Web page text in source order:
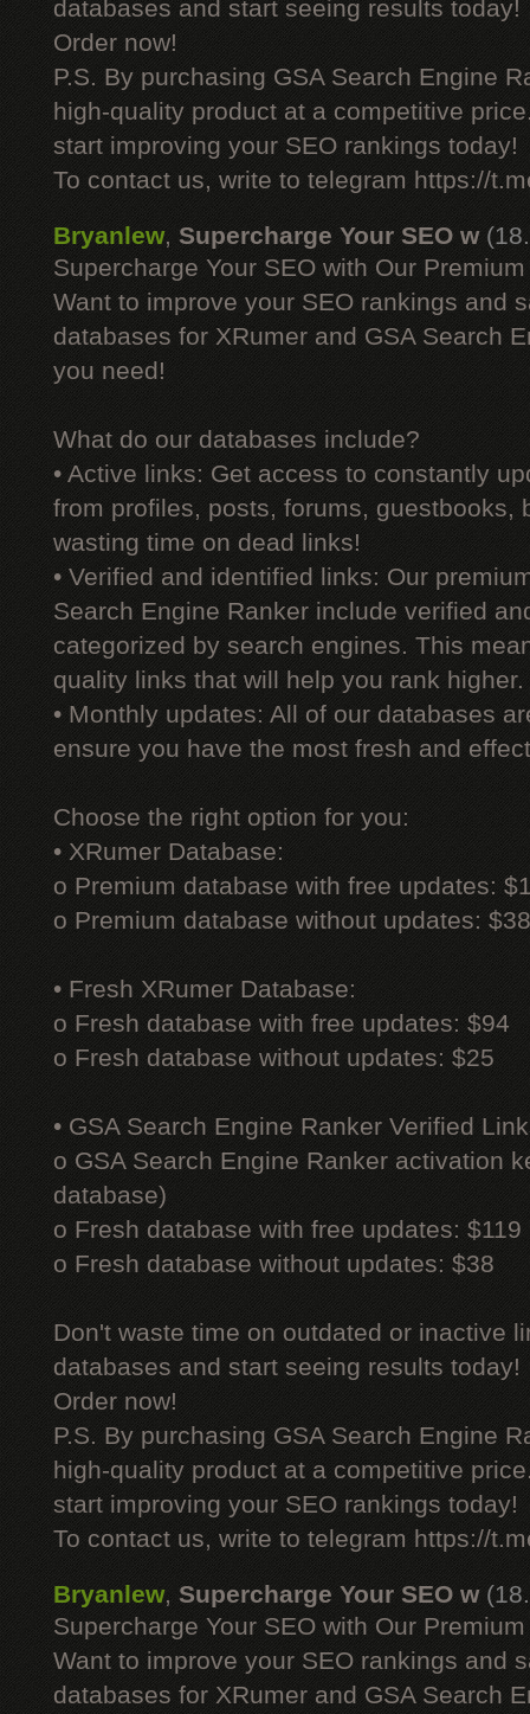
databases and start seeing results today!
Order now!
P.S. By purchasing GSA Search Engine
high-quality product at a competitive
start improving your SEO rankings today!
To contact us, write to telegram https://
Bryanlew, Supercharge Your SEO w
Supercharge Your SEO with Our
Want to improve your SEO rankings and
databases for XRumer and GSA Search
you need!
What do our databases include?
• Active links: Get access to constantly
from profiles, posts, forums, guestbooks,
wasting time on dead links!
• Verified and identified links: Our
Search Engine Ranker include verified
categorized by search engines. This
quality links that will help you rank higher.
• Monthly updates: All of our databases
ensure you have the most fresh and
Choose the right option for you:
• XRumer Database:
o Premium database with free updates:
o Premium database without updates: $38
• Fresh XRumer Database:
o Fresh database with free updates: $94
o Fresh database without updates: $25
• GSA Search Engine Ranker Verified
o GSA Search Engine Ranker activation
database)
o Fresh database with free updates: $119
o Fresh database without updates: $38
Don't waste time on outdated or inactive
databases and start seeing results today!
Order now!
P.S. By purchasing GSA Search Engine
high-quality product at a competitive
start improving your SEO rankings today!
To contact us, write to telegram https://
Bryanlew, Supercharge Your SEO w
Supercharge Your SEO with Our
Want to improve your SEO rankings and
databases for XRumer and GSA Search